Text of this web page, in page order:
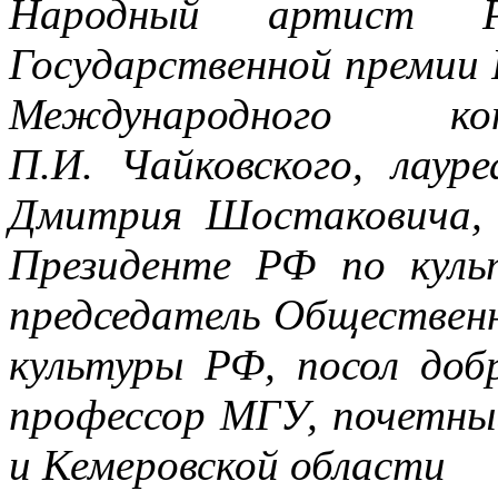
Народный артист
Государственной
Международного
П.И. Чайковского,
Дмитрия
Президенте РФ по
председатель
культуры РФ, посол
профессор МГУ,
и Кемеровской области